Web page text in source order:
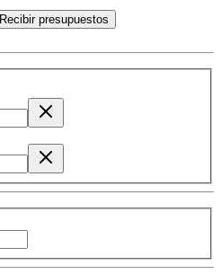
Recibir presupuestos